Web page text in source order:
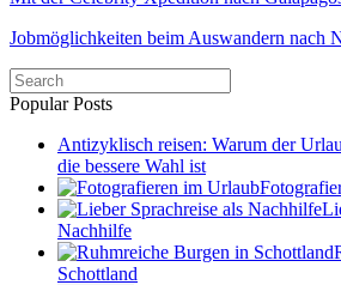
Jobmöglichkeiten beim Auswandern nach
Popular Posts
Antizyklisch reisen: Warum der
die bessere Wahl ist
Nachhilfe
Schottland